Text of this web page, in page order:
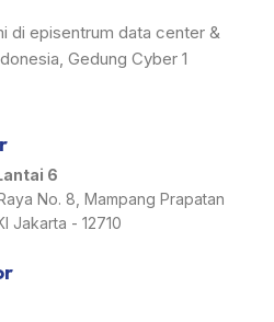
di episentrum data center &
Gedung Cyber 1
6
No. 8, Mampang Prapatan
Jakarta - 12710